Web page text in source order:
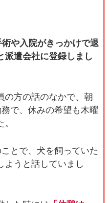
や入院がきっかけで退
派遣会社に登録しまし
の方の話のなかで、朝
で、休みの希望も木曜
とで、犬を飼っていた
ようと話していまし